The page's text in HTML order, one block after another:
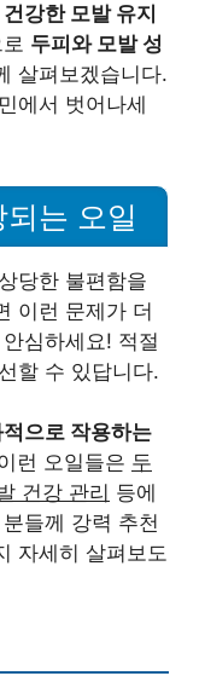
건강한 모발 유지
두피와 모발 성
살펴보겠습니다.
에서 벗어나세
는 오일
당한 불편함을
이런 문제가 더
심하세요! 적절
할 수 있답니다.
으로 작용하는
런 오일들은 두
건강 관리 등에
들께 강력 추천
자세히 살펴보도